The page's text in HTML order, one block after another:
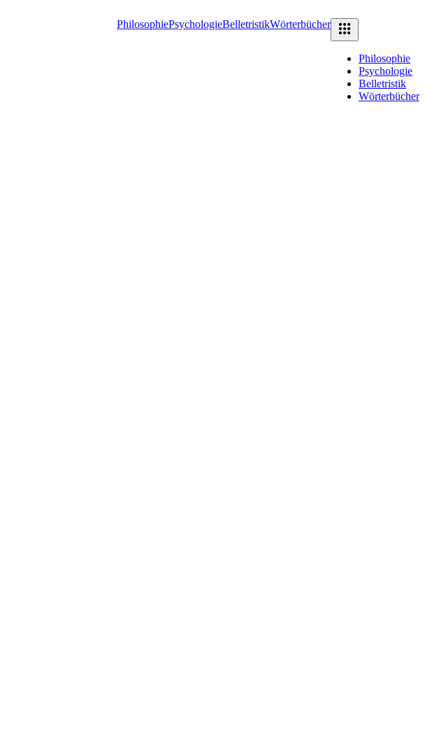
PhilosophiePsychologieBelletristikWörterbücher
Philosophie
Psychologie
Belletristik
Wörterbücher